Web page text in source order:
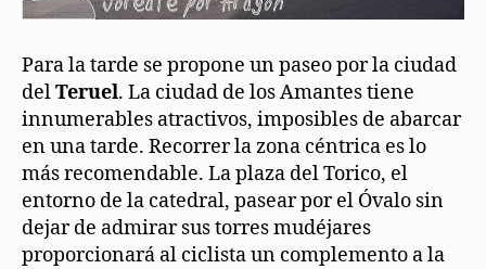
Para la tarde se propone un paseo por la ciudad
delTeruel. La ciudad de los Amantes tiene
innumerables atractivos, imposibles de abarcar
en una tarde. Recorrer la zona céntrica es lo
más recomendable. La plaza del Torico, el
entorno de la catedral, pasear por el Óvalo sin
dejar de admirar sus torres mudéjares
proporcionará al ciclista un complemento a la